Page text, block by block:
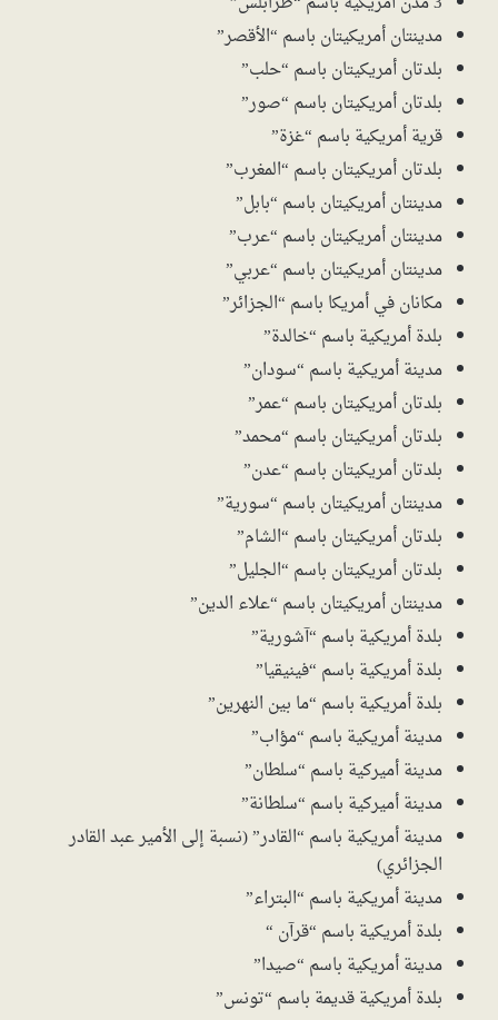
مدينتان أمريكيتان باسم “الأقصر”
بلدتان أمريكيتان باسم “حلب”
بلدتان أمريكيتان باسم “صور”
قرية أمريكية باسم “غزة”
بلدتان أمريكيتان باسم “المغرب”
مدينتان أمريكيتان باسم “بابل”
مدينتان أمريكيتان باسم “عرب”
مدينتان أمريكيتان باسم “عربي”
مكانان في أمريكا باسم “الجزائر”
بلدة أمريكية باسم “خالدة”
مدينة أمريكية باسم “سودان”
بلدتان أمريكيتان باسم “عمر”
بلدتان أمريكيتان باسم “محمد”
بلدتان أمريكيتان باسم “عدن”
مدينتان أمريكيتان باسم “سورية”
بلدتان أمريكيتان باسم “الشام”
بلدتان أمريكيتان باسم “الجليل”
مدينتان أمريكيتان باسم “علاء الدين”
بلدة أمريكية باسم “آشورية”
بلدة أمريكية باسم “فينيقيا”
بلدة أمريكية باسم “ما بين النهرين”
مدينة أمريكية باسم “مؤاب”
مدينة أميركية باسم “سلطان”
مدينة أميركية باسم “سلطانة”
مدينة أمريكية باسم “القادر” (نسبة إلى الأمير عبد القادر
الجزائري)
مدينة أمريكية باسم “البتراء”
بلدة أمريكية باسم “قرآن “
مدينة أمريكية باسم “صيدا”
بلدة أمريكية قديمة باسم “تونس”